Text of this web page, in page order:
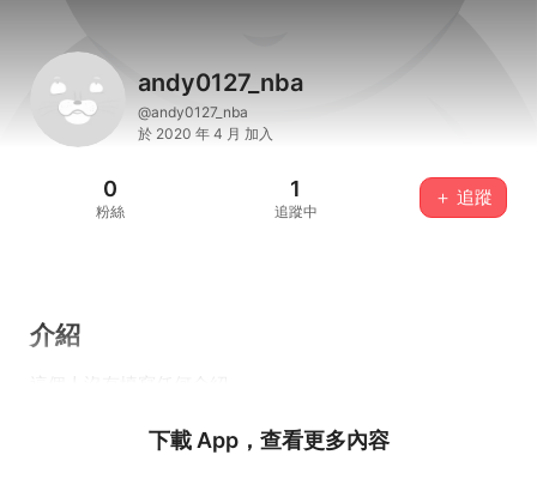
andy0127_nba
@andy0127_nba
於 2020 年 4 月 加入
0
粉絲
1
追蹤中
＋ 追蹤
介紹
下載 App，查看更多內容